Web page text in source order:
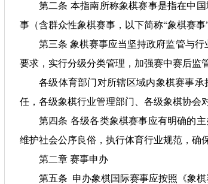
第二条 本指南所称象棋赛事是指在中
事（含群众性象棋赛事，以下简称“象棋赛事
第三条 象棋赛事应当坚持政府监管与行
要求，实行分级分类管理，加强赛中赛后监
各级体育部门对所辖区域内象棋赛事
任，各级象棋行业管理部门、各级象棋协会
第四条 各级各类象棋赛事应有明确的
维护社会公序良俗，执行体育行业规范，确
第二章 赛事申办
第五条 申办象棋国际赛事应按照《象棋